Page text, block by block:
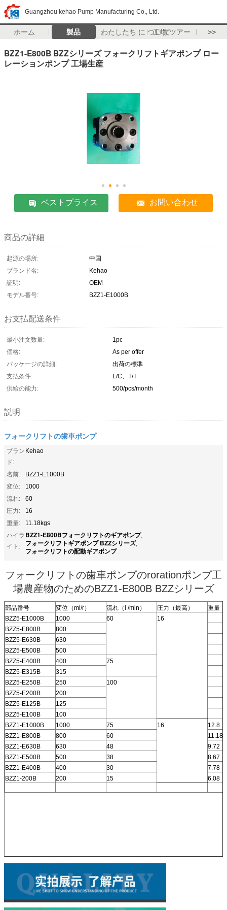
Guangzhou kehao Pump Manufacturing Co., Ltd.
ホーム 製品 わたしたち に つい て工場 ツアー >>
BZZ1-E800B BZZシリーズ フォークリフトギアポンプ ロー
レーションポンプ 工場生産
ベストプライス お問い合わせ
商品の詳細
起源の場所:
中国
ブランド名:
Kehao
証明:
OEM
モデル番号:
BZZ1-E1000B
お支払配送条件
最小注文数量:
1pc
価格:
As per offer
パッケージの詳細:
出荷の標準
支払条件:
L/C、T/T
供給の能力:
500/pcs/month
説明
フォークリフトの歯車ポンプ
ブラン
ド:
Kehao
名前:
BZZ1-E1000B
変位:
1000
流れ:
60
圧力:
16
重量:
11.18kgs
ハイラ
イト:
BZZ1-E800Bフォークリフトのギアポンプ,
フォークリフトギアポンプ BZZシリーズ,
フォークリフトの配動ギアポンプ
フォークリフトの歯車ポンプのrorationポンプ工
場農産物のためのBZZ1-E800B BZZシリーズ
部品番号 変位（ml/r） 流れ（l /min） 圧力（最高）
重量
BZZ5-E1000B
1000 60
16
BZZ5-E800B
800
BZZ5-E630B
630
BZZ5-E500B
500
BZZ5-E400B
400
75
BZZ5-E315B
315
BZZ5-E250B
250
100
BZZ5-E200B
200
BZZ5-E125B
125
BZZ5-E100B
100
BZZ1-E1000B
1000 75 16
12.8
BZZ1-E800B
800 60
11.18
BZZ1-E630B
630 48
9.72
BZZ1-E500B
500 38
8.67
BZZ1-E400B
400 30
7.78
BZZ1-200B
200 15 6.08